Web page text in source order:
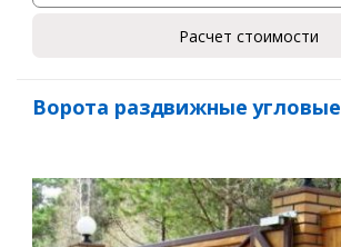
Расчет стоимости
Ворота раздвижные угловые